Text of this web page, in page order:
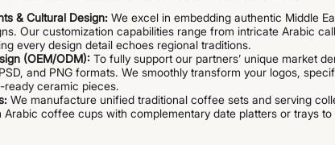
& Cultural Design: We excel in embedding authentic Middle
Our customization capabilities range from intricate Arabic
every design detail echoes regional traditions.
(OEM/ODM): To fully support our partners’ unique market
and PNG formats. We smoothly transform your logos,
ready ceramic pieces.
We manufacture unified traditional coffee sets and serving
Arabic coffee cups with complementary date platters or trays